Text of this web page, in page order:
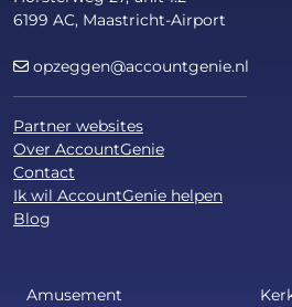
6199 AC, Maastricht-Airport
opzeggen@accountgenie.nl
Partner websites
Over AccountGenie
Contact
Ik wil AccountGenie helpen
Blog
Amusement